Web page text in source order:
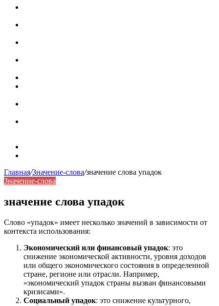
Главная/Значение-слова/значение слова упадок
Значение-слова
значение слова упадок
Слово «упадок» имеет несколько значений в зависимости от
контекста использования:
Экономический или финансовый упадок: это
снижение экономической активности, уровня доходов
или общего экономического состояния в определенной
стране, регионе или отрасли. Например,
«экономический упадок страны вызван финансовыми
кризисами».
Социальный упадок: это снижение культурного,